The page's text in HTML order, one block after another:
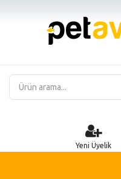
Yeni Üyelik